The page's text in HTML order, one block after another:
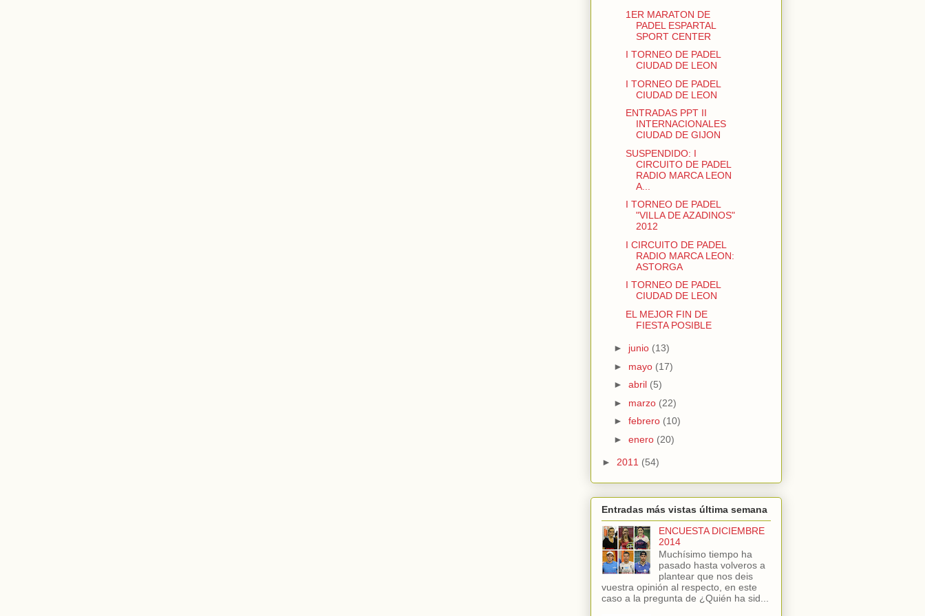
1ER MARATON DE
PADEL ESPARTAL
SPORT CENTER
I TORNEO DE PADEL
CIUDAD DE LEON
I TORNEO DE PADEL
CIUDAD DE LEON
ENTRADAS PPT II
INTERNACIONALES
CIUDAD DE GIJON
SUSPENDIDO: I
CIRCUITO DE PADEL
RADIO MARCA LEON
A...
I TORNEO DE PADEL
"VILLA DE AZADINOS"
2012
I CIRCUITO DE PADEL
RADIO MARCA LEON:
ASTORGA
I TORNEO DE PADEL
CIUDAD DE LEON
EL MEJOR FIN DE
FIESTA POSIBLE
► junio (13)
► mayo (17)
► abril (5)
► marzo (22)
► febrero (10)
► enero (20)
► 2011 (54)
Entradas más vistas última semana
ENCUESTA DICIEMBRE
2014
Muchísimo tiempo ha
pasado hasta volveros a
plantear que nos deis
vuestra opinión al respecto, en este
caso a la pregunta de ¿Quién ha sid...